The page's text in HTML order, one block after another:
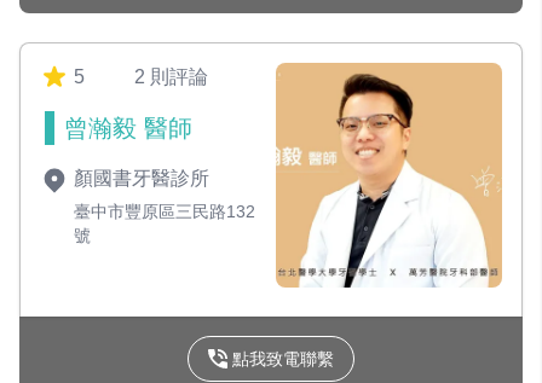
5 2 則評論
曾瀚毅 醫師
顏國書牙醫診所
臺中市豐原區三民路132
號
點我致電聯繫